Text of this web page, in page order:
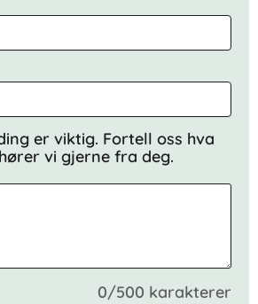
er viktig. Fortell oss hva
vi gjerne fra deg.
0/500 karakterer